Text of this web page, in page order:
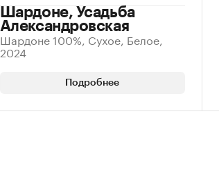
Шардоне, Усадьба
Александровская
Шардоне 100%, Сухое, Белое,
2024
Подробнее